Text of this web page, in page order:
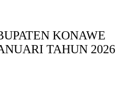
KONAWE
TAHUN 2026